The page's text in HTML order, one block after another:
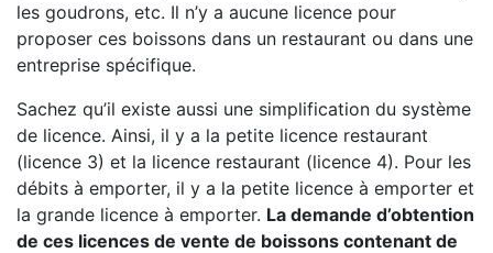
les goudrons, etc. Il n’y a aucune licence pour
proposer ces boissons dans un restaurant ou dans une
entreprise spécifique.
Sachez qu’il existe aussi une simplification du système
de licence. Ainsi, il y a la petite licence restaurant
(licence 3) et la licence restaurant (licence 4). Pour les
débits à emporter, il y a la petite licence à emporter et
la grande licence à emporter. La demande d’obtention
de ces licences de vente de boissons contenant de